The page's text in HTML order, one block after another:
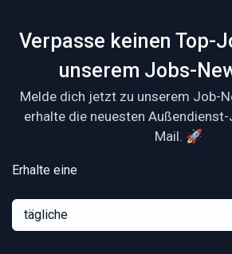
Verpasse keinen Top-
unserem Jobs-
Melde dich jetzt zu unserem Job-
erhalte die neuesten
Mail. 🚀
Erhalte eine
tägliche